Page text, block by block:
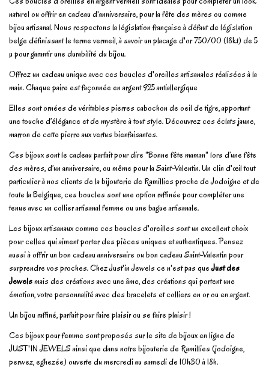
naturel ou offrir en cadeau d'anniversaire, pour la fête des mères ou comme
bijou artisanal. Nous respectons la législation française à défaut de législation
belge définissant le terme vermeil, à savoir un placage d'or 750/00 (18kt) de 5
µ pour garantir une durabilité du bijou.
Offrez un cadeau unique avec ces boucles d'oreilles artisanales réalisées à la
main. Chaque paire est façonnée en argent 925 antiallergique
Elles sont ornées de véritables pierres cabochon de oeil de tigre, apportant
une touche d’élégance et de mystère à tout style. Découvrez ces éclats jaune,
marron de cette pierre aux vertus bienfaisantes.
Ces bijoux sont le cadeau parfait pour dire "Bonne fête maman" lors d’une fête
des mères, d’un anniversaire, ou même pour la Saint-Valentin. Un clin d'œil tout
particulier à nos clients de la bijouterie de Ramillies proche de Jodoigne et de
toute la Belgique, ces boucles sont une option raffinée pour compléter une
tenue avec un collier artisanal femme ou une bague artisanale.
Les bijoux artisanaux comme ces boucles d'oreilles sont un excellent choix
pour celles qui aiment porter des pièces uniques et authentiques. Pensez
aussi à offrir un bon cadeau anniversaire ou bon cadeau Saint-Valentin pour
surprendre vos proches. Chez Just'in Jewels ce n'est pas queJust des
Jewelsmais des créations avec une âme, des créations qui portent une
émotion, votre personnalité avec des bracelets et colliers en or ou en argent.
Un bijou raffiné, parfait pour faire plaisir ou se faire plaisir !
Ces bijoux pour femme sont proposés sur le site de bijoux en ligne de
JUST'IN JEWELS ainsi que dans notre bijouterie de Ramillies (jodoigne,
perwez, eghezée) ouverte du mercredi au samedi de 10h30 à 18h.